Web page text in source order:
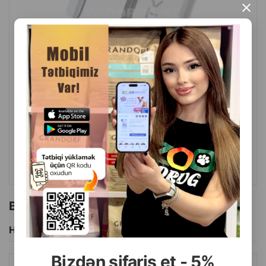
Bizdən sifariş et - 5%
×
Çəki Qiymət
Almaq
1 ədəd
29.99
ALMAQ
Bu brendin başqa məhsulları
Hamısını Gör